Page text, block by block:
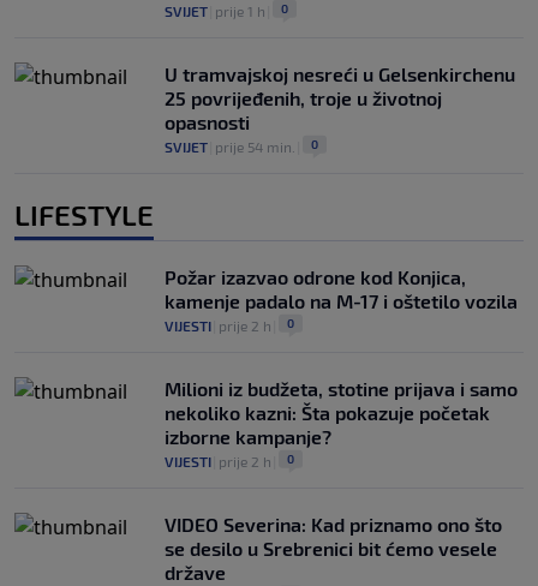
SVIJET prije 1 h 0
U tramvajskoj nesreći u Gelsenkirchenu
25 povrijeđenih, troje u životnoj
opasnosti
SVIJET prije 54 min. 0
LIFESTYLE
Požar izazvao odrone kod Konjica,
kamenje padalo na M-17 i oštetilo vozila
VIJESTI prije 2 h 0
Milioni iz budžeta, stotine prijava i samo
nekoliko kazni: Šta pokazuje početak
izborne kampanje?
VIJESTI prije 2 h 0
VIDEO Severina: Kad priznamo ono što
se desilo u Srebrenici bit ćemo vesele
države